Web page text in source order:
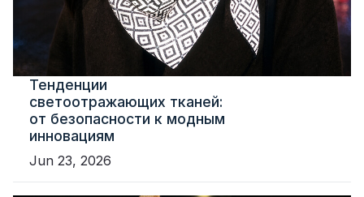
Тенденции
светоотражающих тканей:
от безопасности к модным
инновациям
Jun 23, 2026